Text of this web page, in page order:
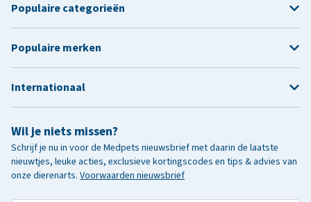
Wil je niets missen?
Schrijf je nu in voor de Medpets nieuwsbrief met daarin de laatste
nieuwtjes, leuke acties, exclusieve kortingscodes en tips & advies van
onze dierenarts. Voorwaarden nieuwsbrief
Populaire categorieën
Populaire merken
Internationaal